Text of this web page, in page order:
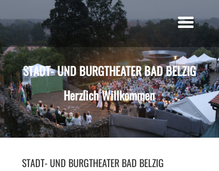
STADT- UND BURGTHEATER BAD BELZIG
Herzlich Willkommen
STADT- UND BURGTHEATER BAD BELZIG